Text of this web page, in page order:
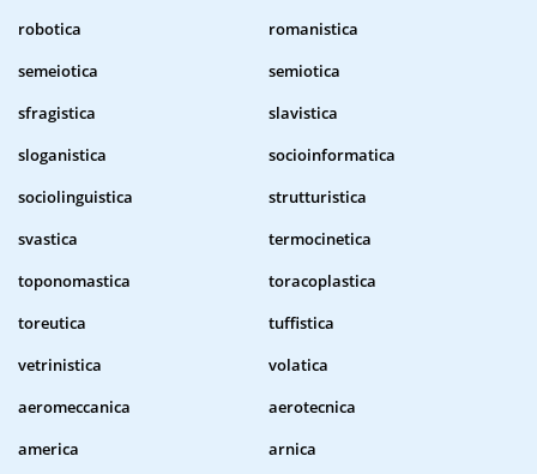
robotica
romanistica
semeiotica
semiotica
sfragistica
slavistica
sloganistica
socioinformatica
sociolinguistica
strutturistica
svastica
termocinetica
toponomastica
toracoplastica
toreutica
tuffistica
vetrinistica
volatica
aeromeccanica
aerotecnica
america
arnica